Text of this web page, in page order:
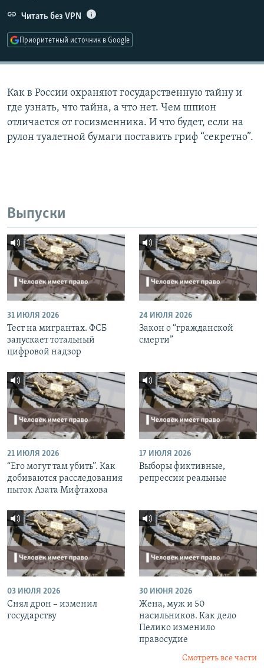
Все сайты РСЕ/РС
Читать без VPN
Приоритетный источник в Google
Как в России охраняют государственную тайну и
где узнать, что тайна, а что нет. Чем шпион
отличается от госизменника. И что будет, если на
рулон туалетной бумаги поставить гриф “секретно”.
Выпуски
31 ИЮЛЯ 2026
Тест на мигрантах. ФСБ
запускает тотальный
цифровой надзор
24 ИЮЛЯ 2026
Закон о “гражданской
смерти”
21 ИЮЛЯ 2026
“Его могут там убить”. Как
добиваются расследования
пыток Азата Мифтахова
17 ИЮЛЯ 2026
Выборы фиктивные,
репрессии реальные
03 ИЮЛЯ 2026
Снял дрон – изменил
государству
30 ИЮНЯ 2026
Жена, муж и 50
насильников. Как дело
Пелико изменило
правосудие
Смотреть все части